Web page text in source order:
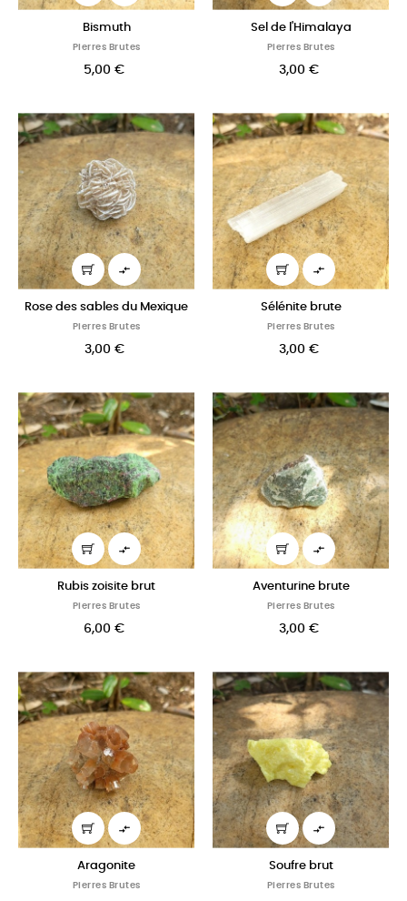
Bismuth
Pierres Brutes
5,00 €
Sel de l'Himalaya
Pierres Brutes
3,00 €

Rose des sables du Mexique
Pierres Brutes
3,00 €

Sélénite brute
Pierres Brutes
3,00 €

Rubis zoisite brut
Pierres Brutes
6,00 €

Aventurine brute
Pierres Brutes
3,00 €

Aragonite
Pierres Brutes

Soufre brut
Pierres Brutes